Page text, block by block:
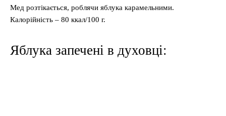
Мед розтікається, роблячи яблука карамельними.
Калорійність – 80 ккал/100 г.
Яблука запечені в духовці: